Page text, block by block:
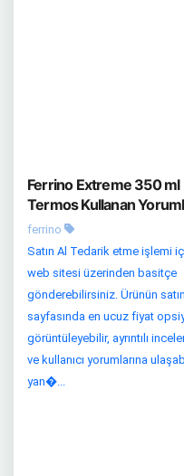
Ferrino Extreme 350
Termos Kullanan
ferrino
Satın Al Tedarik etme işlemi
web sitesi üzerinden basitçe
gönderebilirsiniz. Ürünün
sayfasında en ucuz fiyat
görüntüleyebilir, ayrıntılı
ve kullanıcı yorumlarına
yan�...